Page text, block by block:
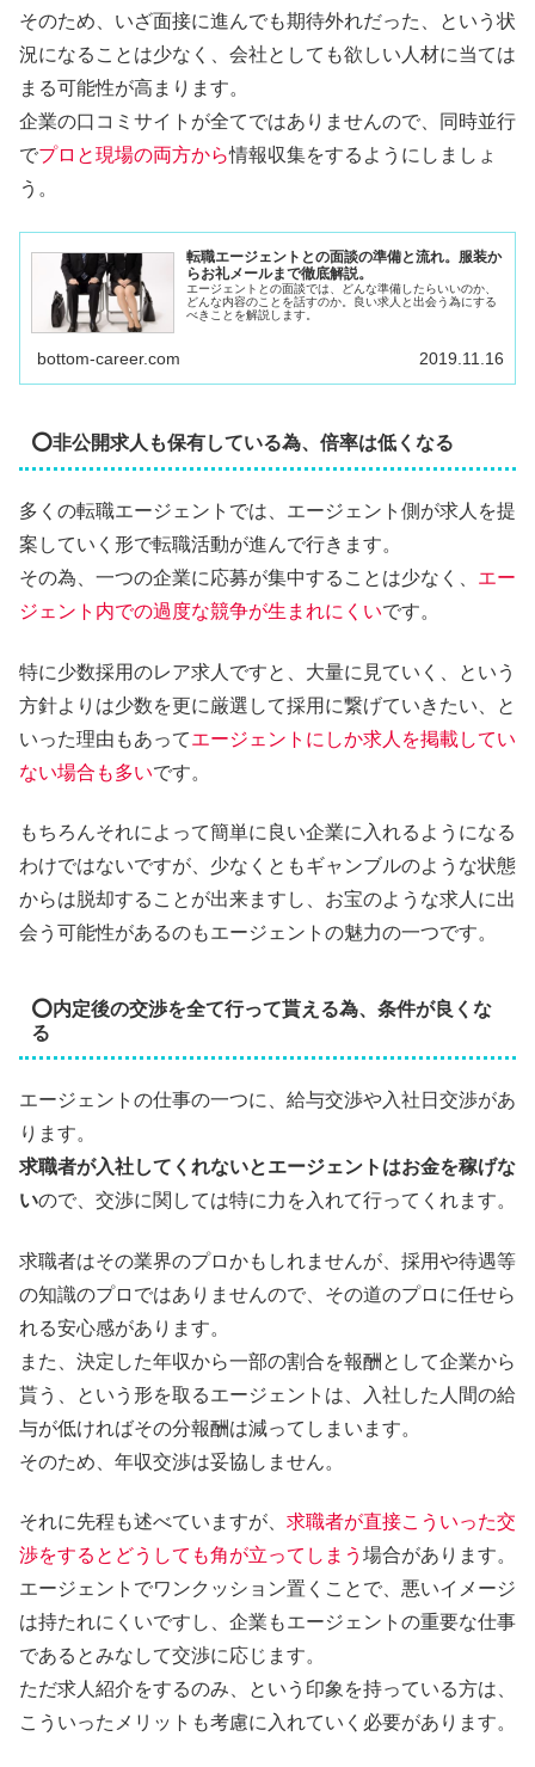
そのため、いざ面接に進んでも期待外れだった、という状
況になることは少なく、会社としても欲しい人材に当ては
まる可能性が高まります。
企業の口コミサイトが全てではありませんので、同時並行
でプロと現場の両方から情報収集をするようにしましょ
う。
転職エージェントとの面談の準備と流れ。服装か
らお礼メールまで徹底解説。
エージェントとの面談では、どんな準備したらいいのか、
どんな内容のことを話すのか。良い求人と出会う為にする
べきことを解説します。
bottom-career.com 2019.11.16
⭕非公開求人も保有している為、倍率は低くなる
多くの転職エージェントでは、エージェント側が求人を提
案していく形で転職活動が進んで行きます。
その為、一つの企業に応募が集中することは少なく、 エー
ジェント内での過度な競争が生まれにくいです。
特に少数採用のレア求人ですと、大量に見ていく、という
方針よりは少数を更に厳選して採用に繋げていきたい、と
いった理由もあってエージェントにしか求人を掲載してい
ない場合も多いです。
もちろんそれによって簡単に良い企業に入れるようになる
わけではないですが、少なくともギャンブルのような状態
からは脱却することが出来ますし、お宝のような求人に出
会う可能性があるのもエージェントの魅力の一つです。
⭕内定後の交渉を全て行って貰える為、条件が良くな
る
エージェントの仕事の一つに、給与交渉や入社日交渉があ
ります。
求職者が入社してくれないとエージェントはお金を稼げな
いので、交渉に関しては特に力を入れて行ってくれます。
求職者はその業界のプロかもしれませんが、採用や待遇等
の知識のプロではありませんので、その道のプロに任せら
れる安心感があります。
また、決定した年収から一部の割合を報酬として企業から
貰う、という形を取るエージェントは、入社した人間の給
与が低ければその分報酬は減ってしまいます。
そのため、年収交渉は妥協しません。
それに先程も述べていますが、 求職者が直接こういった交
渉をするとどうしても角が立ってしまう 場合があります。
エージェントでワンクッション置くことで、悪いイメージ
は持たれにくいですし、企業もエージェントの重要な仕事
であるとみなして交渉に応じます。
ただ求人紹介をするのみ、という印象を持っている方は、
こういったメリットも考慮に入れていく必要があります。